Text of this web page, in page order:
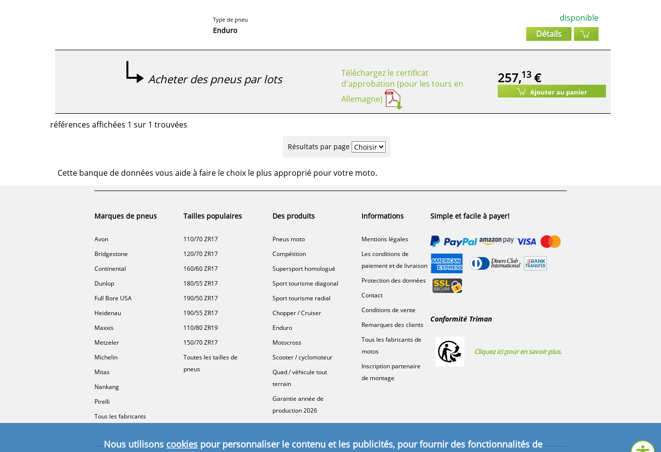
Type de pneu
Enduro
disponible
Détails
Acheter des pneus par lots
Téléchargez le certificat
d'approbation (pour les tours en
Allemagne)
257,13 €
Ajouter au panier
références affichées 1 sur 1 trouvées
Résultats par page
Cette banque de données vous aide à faire le choix le plus approprié pour votre moto.
Marques de pneus
Avon
Bridgestone
Continental
Dunlop
Full Bore USA
Heidenau
Maxxis
Metzeler
Michelin
Mitas
Nankang
Pirelli
Tous les fabricants
Tailles populaires
110/70 ZR17
120/70 ZR17
160/60 ZR17
180/55 ZR17
190/50 ZR17
190/55 ZR17
110/80 ZR19
150/70 ZR17
Toutes les tailles de
pneus
Des produits
Pneus moto
Compétition
Supersport homologué
Sport tourisme diagonal
Sport tourisme radial
Chopper / Cruiser
Enduro
Motocross
Scooter / cyclomoteur
Quad / véhicule tout
terrain
Garantie année de
production 2026
Informations
Mentions légales
Les conditions de
paiement et de livraison
Protection des données
Contact
Conditions de vente
Remarques des clients
Tous les fabricants de
motos
Inscription partenaire
de montage
Simple et facile à payer!
Conformité Triman
Cliquez ici pour en savoir plus.
Nous utilisonscookiespour personnaliser le contenu et les publicités, pour fournir des fonctionnalités de